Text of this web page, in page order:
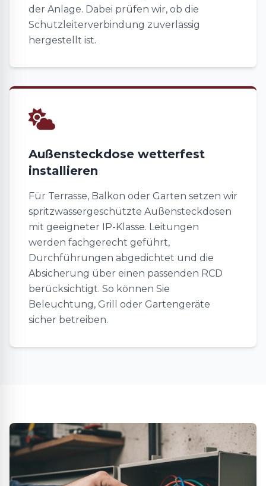
der Anlage. Dabei prüfen wir, ob die
Schutzleiterverbindung zuverlässig
hergestellt ist.
Außensteckdose wetterfest
installieren
Für Terrasse, Balkon oder Garten setzen wir
spritzwassergeschützte Außensteckdosen
mit geeigneter IP-Klasse. Leitungen
werden fachgerecht geführt,
Durchführungen abgedichtet und die
Absicherung über einen passenden RCD
berücksichtigt. So können Sie
Beleuchtung, Grill oder Gartengeräte
sicher betreiben.